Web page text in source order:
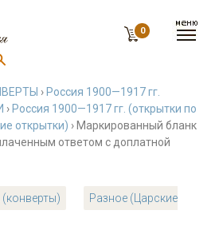
0
› Россия 1900—1917 гг.
› Россия 1900—1917 гг. (открытки по
открытки) › Маркированный бланк
ответом с доплатной
Разное (Царские